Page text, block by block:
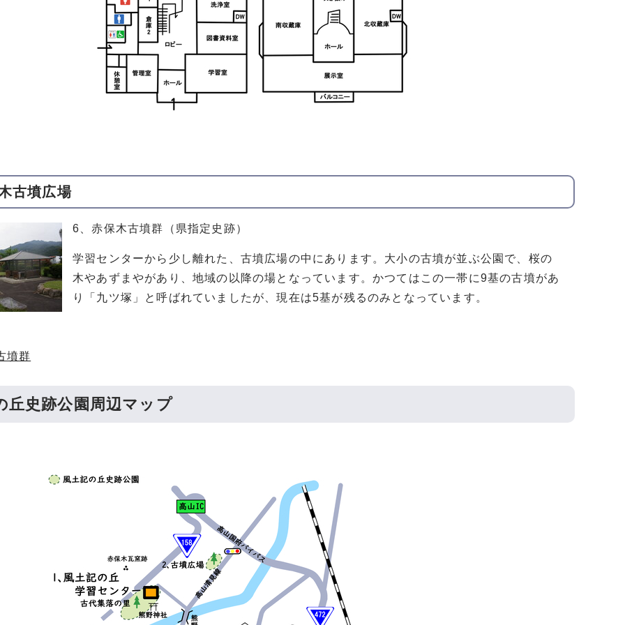
古墳広場
6、赤保木古墳群（県指定史跡）
学習センターから少し離れた、古墳広場の中にあります。大小の古墳が並ぶ公園で、桜の
木やあずまやがあり、地域の以降の場となっています。かつてはこの一帯に9基の古墳があ
り「九ツ塚」と呼ばれていましたが、現在は5基が残るのみとなっています。
墳群
丘史跡公園周辺マップ